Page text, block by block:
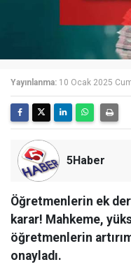
Yayınlanma: 10 Ocak 2025
5Haber
Öğretmenlerin ek
karar! Mahkeme,
öğretmenlerin
onayladı.